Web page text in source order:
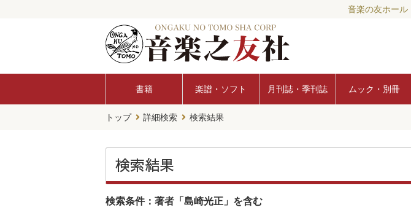
音楽の友ホール
書籍 楽譜・ソフト 月刊誌・季刊誌 ムック・別冊
トップ 詳細検索 検索結果
検索結果
検索条件：著者「島崎光正」を含む